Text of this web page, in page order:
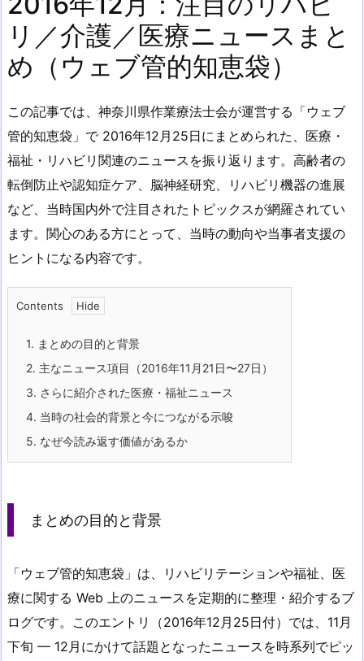
リ／介護／医療ニュースまと
め（ウェブ管的知恵袋）
この記事では、神奈川県作業療法士会が運営する「ウェブ
管的知恵袋」で 2016年12月25日にまとめられた、医療・
福祉・リハビリ関連のニュースを振り返ります。高齢者の
転倒防止や認知症ケア、脳神経研究、リハビリ機器の進展
など、当時国内外で注目されたトピックスが網羅されてい
ます。関心のある方にとって、当時の動向や当事者支援の
ヒントになる内容です。
Contents
1. まとめの目的と背景
2. 主なニュース項目（2016年11月21日〜27日）
3. さらに紹介された医療・福祉ニュース
4. 当時の社会的背景と今につながる示唆
5. なぜ今読み返す価値があるか
まとめの目的と背景
「ウェブ管的知恵袋」は、リハビリテーションや福祉、医
療に関する Web 上のニュースを定期的に整理・紹介するブ
ログです。このエントリ（2016年12月25日付）では、11月
下旬 — 12月にかけて話題となったニュースを時系列でピッ